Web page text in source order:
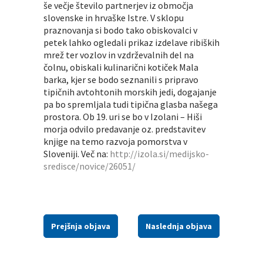
še večje število partnerjev iz območja
slovenske in hrvaške Istre. V sklopu
praznovanja si bodo tako obiskovalci v
petek lahko ogledali prikaz izdelave ribiških
mrež ter vozlov in vzdrževalnih del na
čolnu, obiskali kulinarični kotiček Mala
barka, kjer se bodo seznanili s pripravo
tipičnih avtohtonih morskih jedi, dogajanje
pa bo spremljala tudi tipična glasba našega
prostora. Ob 19. uri se bo v Izolani – Hiši
morja odvilo predavanje oz. predstavitev
knjige na temo razvoja pomorstva v
Sloveniji. Več na: http://izola.si/medijsko-
sredisce/novice/26051/
Prejšnja objava Naslednja objava